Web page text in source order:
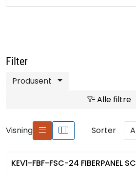
Filter
Produsent
Alle filtre
Visning Sorter
KEV1-FBF-FSC-24 FIBERPANEL SC